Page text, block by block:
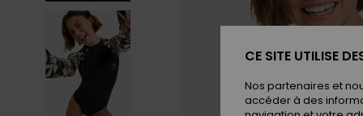
CE SITE UTILISE
Nos partenaires et
accéder à des